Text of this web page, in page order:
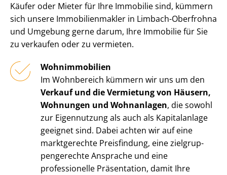
Käufer oder Mieter für Ihre Immobilie sind, kümmern
sich unsere Im­mo­bi­li­en­mak­ler in Limbach-Oberfrohna
und Umgebung gerne darum, Ihre Immobilie für Sie
zu verkaufen oder zu vermieten.
Wohnimmobilien
Im Wohnbereich kümmern wir uns um den
Verkauf und die Vermietung von Häusern,
Wohnungen und Wohnanlagen, die sowohl
zur Eigennutzung als auch als Kapitalanlage
geeignet sind. Dabei achten wir auf eine
marktgerechte Preisfindung, eine ziel­grup­
pen­ge­rech­te Ansprache und eine
professionelle Präsentation, damit Ihre